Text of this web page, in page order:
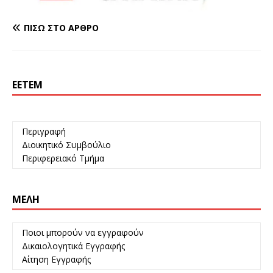
ΠΊΣΩ ΣΤΟ ΆΡΘΡΟ
ΕΕΤΕΜ
Περιγραφή
Διοικητικό Συμβούλιο
Περιφερειακό Τμήμα
ΜΈΛΗ
Ποιοι μπορούν να εγγραφούν
Δικαιολογητικά Εγγραφής
Αίτηση Εγγραφής